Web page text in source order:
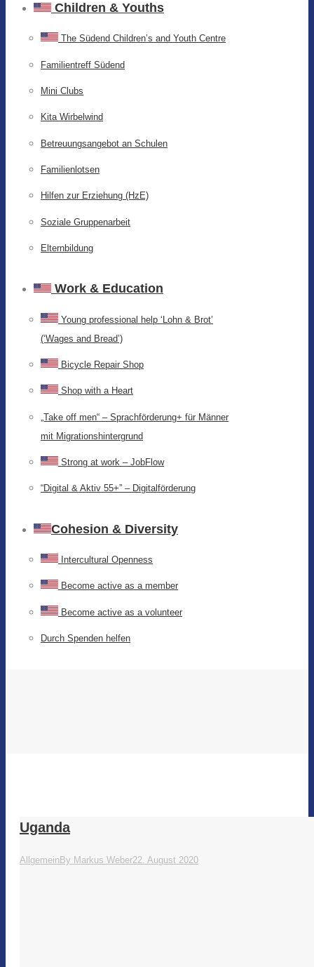
Children & Youths
The Südend Children’s and Youth Centre
Familientreff Südend
Mini Clubs
Kita Wirbelwind
Betreuungsangebot an Schulen
Familienlotsen
Hilfen zur Erziehung (HzE)
Soziale Gruppenarbeit
Elternbildung
Work & Education
Young professional help ‘Lohn & Brot’
(‘Wages and Bread’)
Bicycle Repair Shop
Shop with a Heart
„Take off men“ – Sprachförderung+ für Männer
mit Migrationshintergrund
Strong at work – JobFlow
“Digital & Aktiv 55+” – Digitalförderung
Cohesion & Diversity
Intercultural Openness
Become active as a member
Become active as a volunteer
Durch Spenden helfen
Uganda
AllgemeinBy Markus Weber22. August 2020